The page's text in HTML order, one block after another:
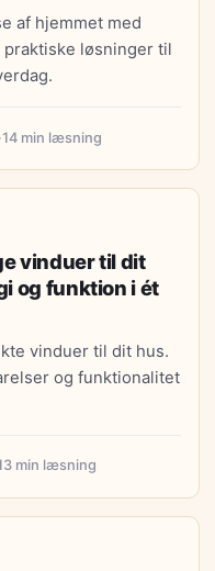
af hjemmet med
løsninger til
·14 min læsning
vinduer til dit
og funktion i ét
vinduer til dit hus.
og funktionalitet
min læsning